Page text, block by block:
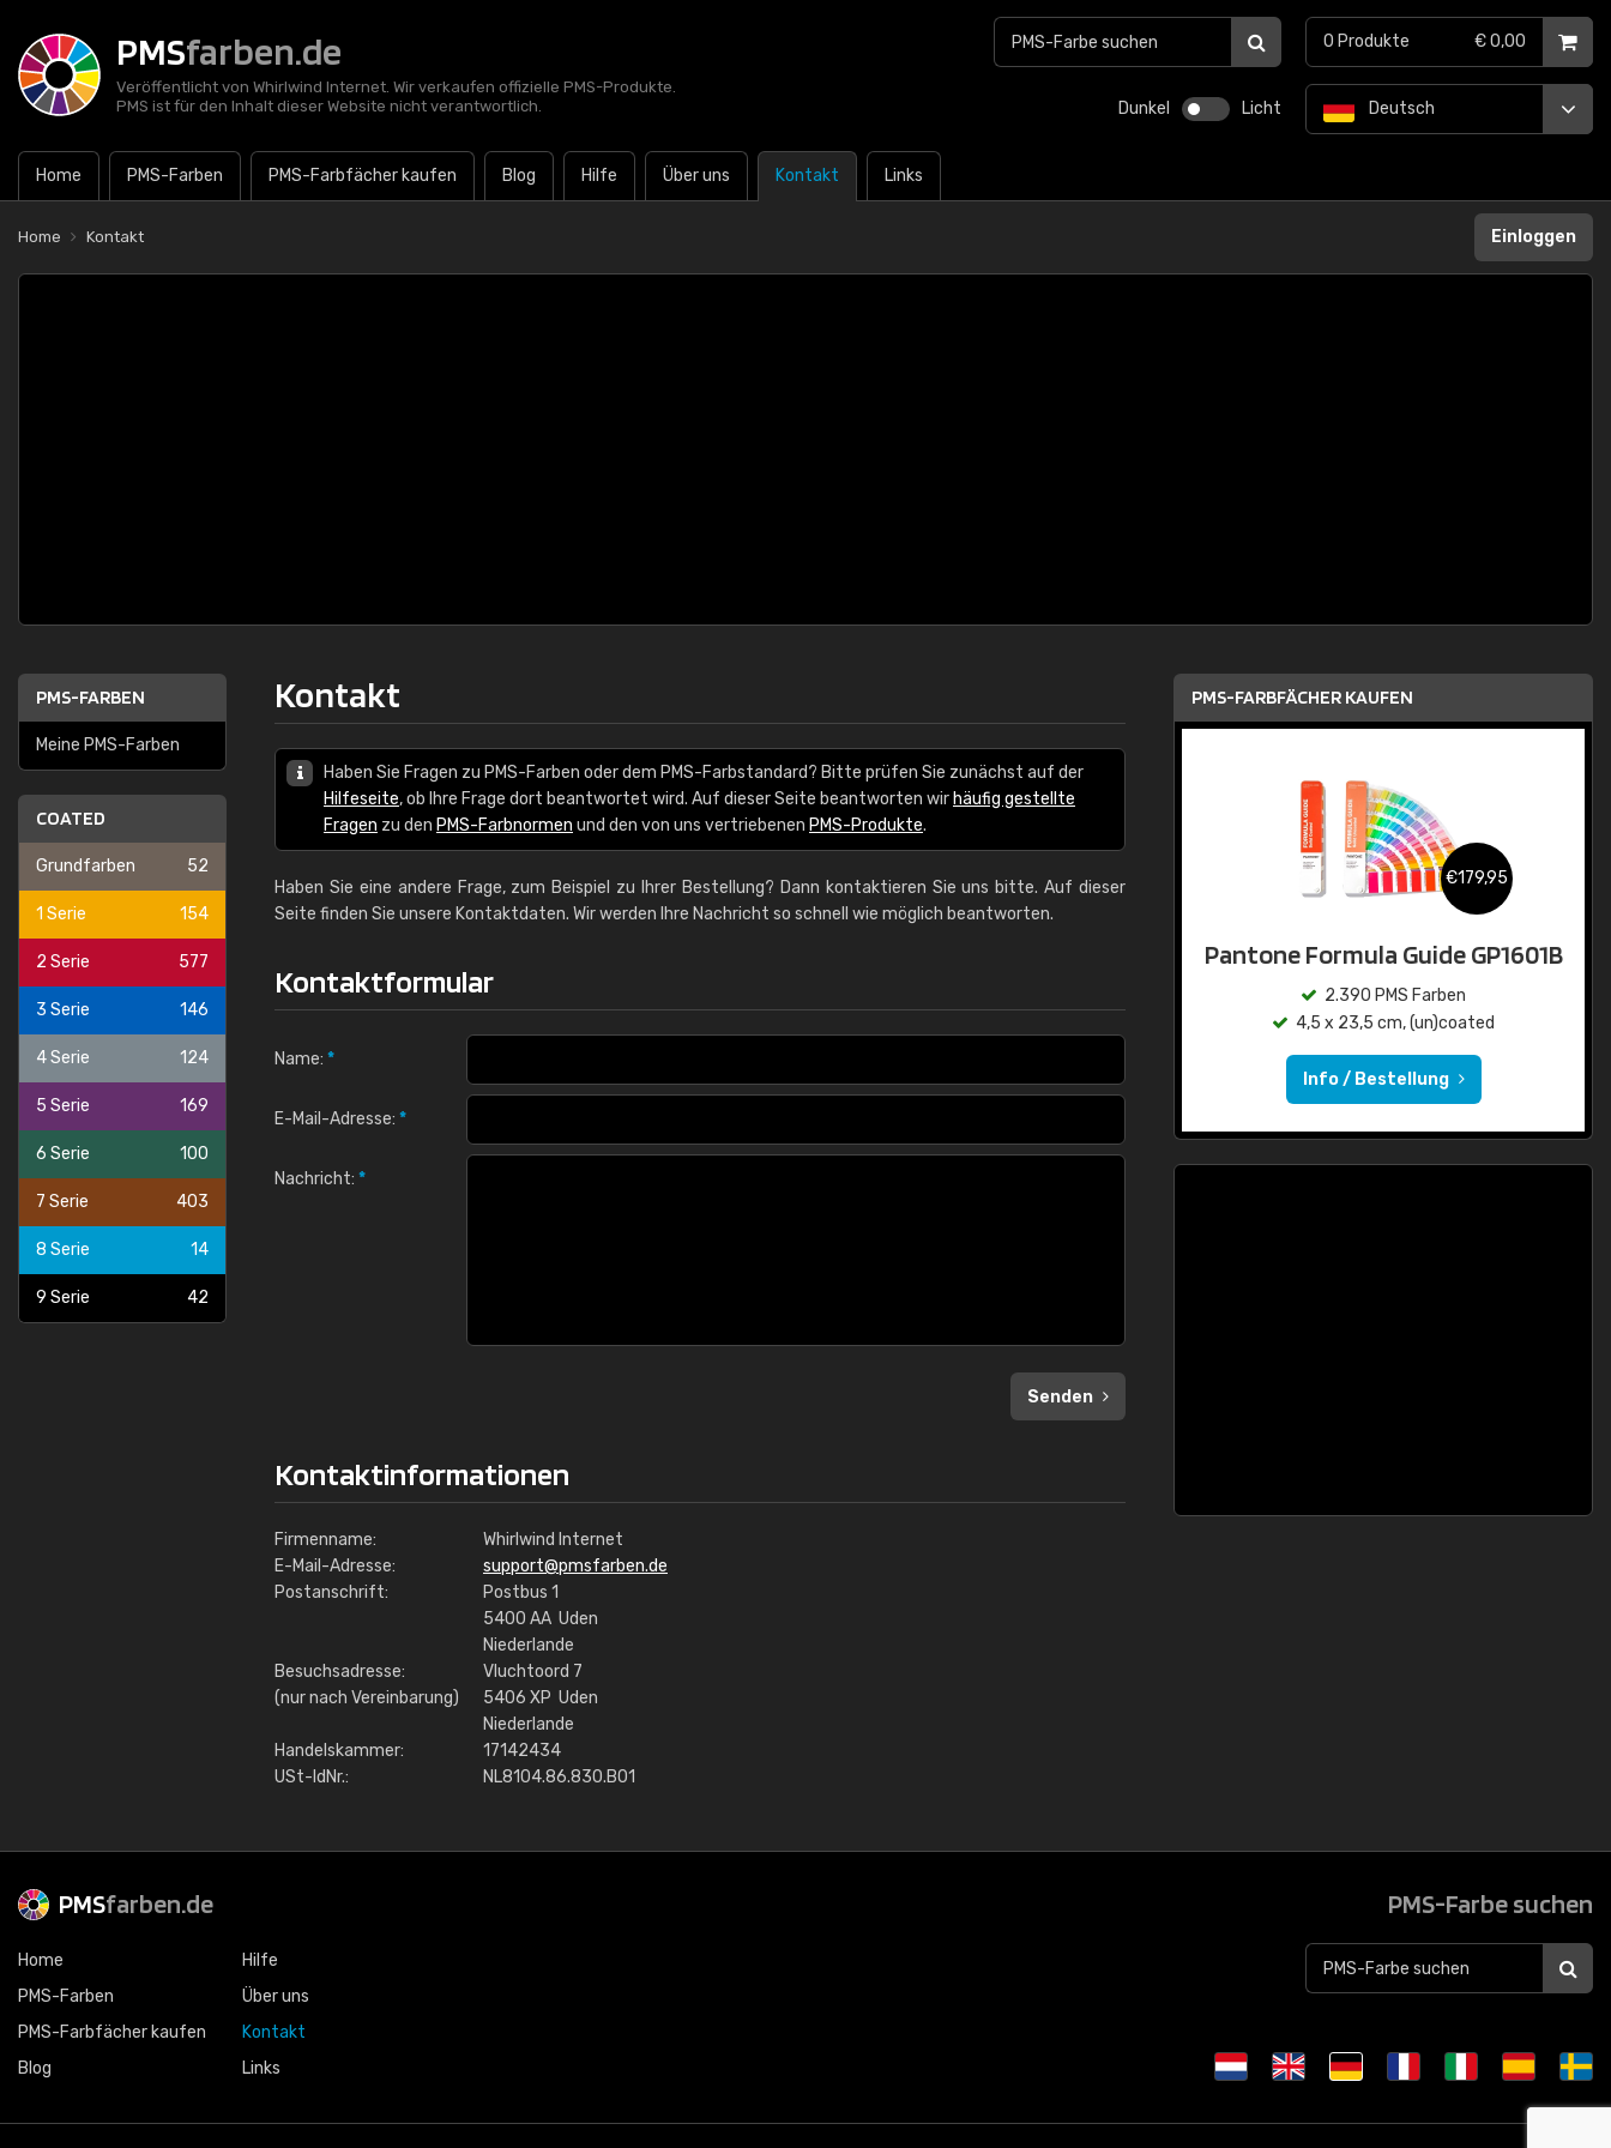
PMSfarben.de
Veröffentlicht von Whirlwind Internet. Wir verkaufen offizielle PMS-Produkte.
PMS ist für den Inhalt dieser Website nicht verantwortlich.
Dunkel Licht
Home PMS-Farben PMS-Farbfächer kaufen Blog Hilfe Über uns Kontakt Links
Deutsch
0 Produkte € 0,00
Home Kontakt Einloggen
PMS-FARBEN
Meine PMS-Farben
COATED
Grundfarben 52
1 Serie 154
2 Serie 577
3 Serie 146
4 Serie 124
5 Serie 169
6 Serie 100
7 Serie 403
8 Serie 14
9 Serie 42
Kontakt
Haben Sie Fragen zu PMS-Farben oder dem PMS-Farbstandard? Bitte prüfen Sie zunächst auf der
Hilfeseite, ob Ihre Frage dort beantwortet wird. Auf dieser Seite beantworten wir häufig gestellte
Fragen zu den PMS-Farbnormen und den von uns vertriebenen PMS-Produkte.
Haben Sie eine andere Frage, zum Beispiel zu Ihrer Bestellung? Dann kontaktieren Sie uns bitte. Auf dieser
Seite finden Sie unsere Kontaktdaten. Wir werden Ihre Nachricht so schnell wie möglich beantworten.
Kontaktformular
Name: *
E-Mail-Adresse: *
Nachricht: *
Senden
Kontaktinformationen
Firmenname:
Whirlwind Internet
E-Mail-Adresse:
support@pmsfarben.de
Postanschrift:
Postbus 1
5400 AA Uden
Niederlande
Besuchsadresse:
(nur nach Vereinbarung)
Vluchtoord 7
5406 XP Uden
Niederlande
Handelskammer:
17142434
USt-IdNr.:
NL8104.86.830.B01
PMS-FARBFÄCHER KAUFEN
€179,95
Pantone Formula Guide GP1601B
2.390 PMS Farben
4,5 x 23,5 cm, (un)coated
Info / Bestellung
PMSfarben.de
Home
PMS-Farben
PMS-Farbfächer kaufen
Blog
Hilfe
Über uns
Kontakt
Links
PMS-Farbe suchen